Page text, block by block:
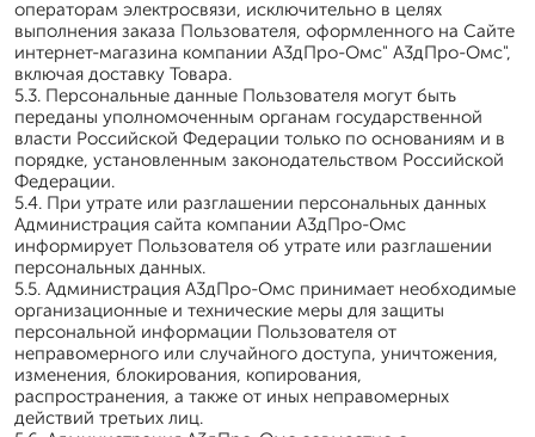
операторам электросвязи, исключительно в целях
выполнения заказа Пользователя, оформленного на Сайте
интернет-магазина компании А3дПро-Омс" А3дПро-Омс",
включая доставку Товара.
5.3. Персональные данные Пользователя могут быть
переданы уполномоченным органам государственной
власти Российской Федерации только по основаниям и в
порядке, установленным законодательством Российской
Федерации.
5.4. При утрате или разглашении персональных данных
Администрация сайта компании А3дПро-Омс
информирует Пользователя об утрате или разглашении
персональных данных.
5.5. Администрация А3дПро-Омс принимает необходимые
организационные и технические меры для защиты
персональной информации Пользователя от
неправомерного или случайного доступа, уничтожения,
изменения, блокирования, копирования,
распространения, а также от иных неправомерных
действий третьих лиц.